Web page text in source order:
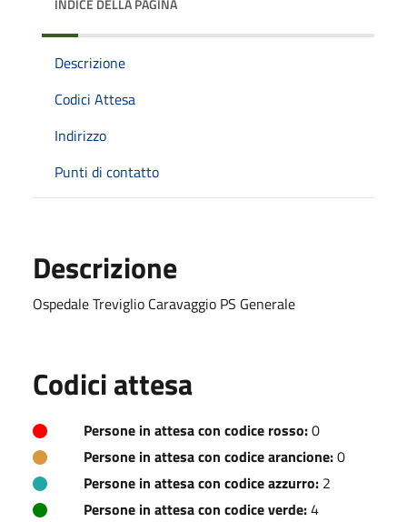
Descrizione
Codici Attesa
Indirizzo
Punti di contatto
Descrizione
Ospedale Treviglio Caravaggio PS Generale
Codici attesa
Persone in attesa con codice rosso:0
Persone in attesa con codice arancione:0
Persone in attesa con codice azzurro: 2
Persone in attesa con codice verde:4